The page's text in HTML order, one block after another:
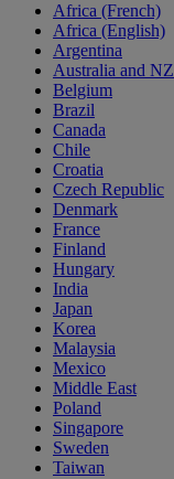
Africa (French)
Africa (English)
Argentina
Australia and NZ
Belgium
Brazil
Canada
Chile
Croatia
Czech Republic
Denmark
France
Finland
Hungary
India
Japan
Korea
Malaysia
Mexico
Middle East
Poland
Singapore
Sweden
Taiwan